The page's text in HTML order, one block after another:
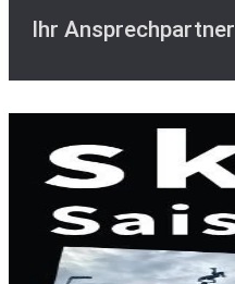
Ihr Ansprechpartner